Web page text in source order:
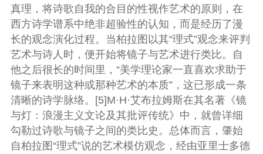
真理，将诗歌自我的合目的性视作艺术的原则，在
西方诗学谱系中绝非超验性的认知，而是经历了漫
长的观念演化过程。当柏拉图以其“理式”观念来评判
艺术与诗人时，便开始将镜子与艺术进行类比。自
他之后很长的时间里，“美学理论家一直喜欢求助于
镜子来表明这种或那种艺术的本质”，这已形成一条
清晰的诗学脉络。[5]M·H·艾布拉姆斯在其名著《镜
与灯：浪漫主义文论及其批评传统》中，就曾详细
勾勒过诗歌与镜子之间的类比史。总体而言，肇始
自柏拉图“理式”说的艺术模仿观念，经由亚里士多德